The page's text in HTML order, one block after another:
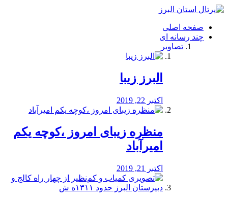
فصد
شرق
تهران
خشکشویی
صفحه اصلی
چند رسانه ای
تصاویر
البرز زیبا
اکتبر 22, 2019
منظره‌‌ زیبای امروز ،کوچه یکم
امیرآباد
اکتبر 21, 2019